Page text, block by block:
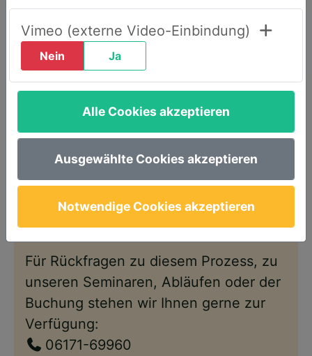
„LOGIN AWS+“.
Geben Sie dort Ihre E-Mail-Adresse
ein.
Wählen Sie die Option „Passwort
vergessen“.
Sie erhalten umgehend eine E-Mail mit
einem Link, um ein neues Passwort
festzulegen.
Anschließend steht Ihnen Ihr Account
wie gewohnt – nun im neuen Design –
wieder zur Verfügung.
Für Rückfragen zu diesem Prozess, zu
unseren Seminaren, Abläufen oder der
Buchung stehen wir Ihnen gerne zur
Verfügung:
06171-69960
Vimeo (externe Video-Einbindung)
Nein Ja
Alle Cookies akzeptieren
Ausgewählte Cookies akzeptieren
Notwendige Cookies akzeptieren